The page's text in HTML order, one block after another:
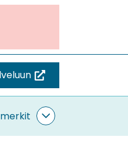
(siirryt
toiseen
palveluun)Esimerkit
alasivut